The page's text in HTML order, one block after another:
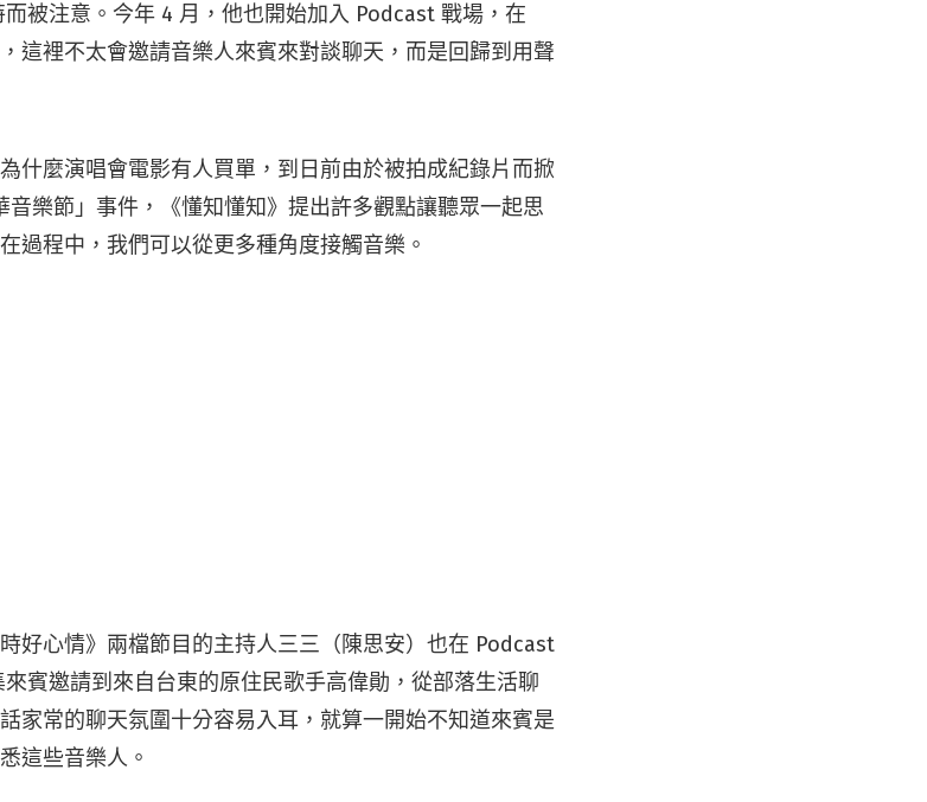
被注意。今年 4 月，他也開始加入 Podcast 戰場，在
這裡不太會邀請音樂人來賓來對談聊天，而是回歸到用聲
什麼演唱會電影有人買單，到日前由於被拍成紀錄片而掀
音樂節」事件，《懂知懂知》提出許多觀點讓聽眾一起思
過程中，我們可以從更多種角度接觸音樂。
好心情》兩檔節目的主持人三三（陳思安）也在 Podcast
賓邀請到來自台東的原住民歌手高偉勛，從部落生活聊
家常的聊天氛圍十分容易入耳，就算一開始不知道來賓是
這些音樂人。